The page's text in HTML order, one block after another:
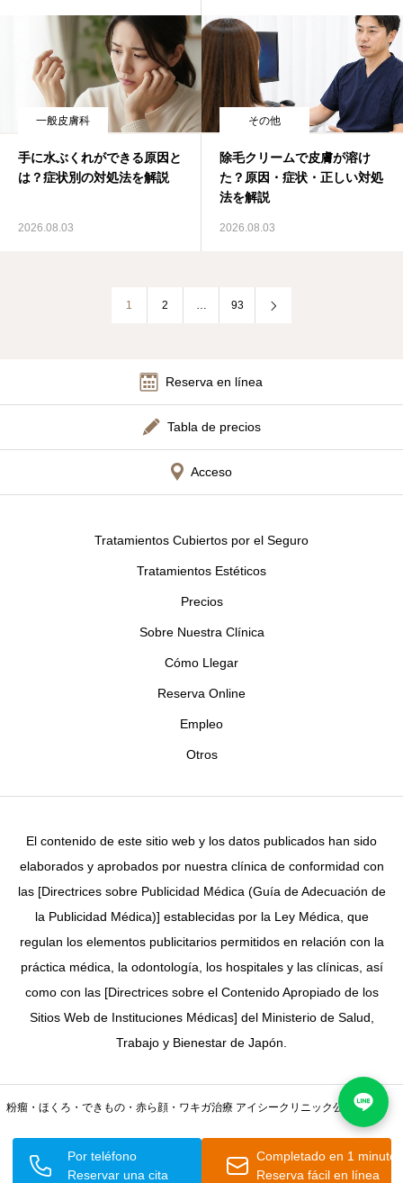
一般皮膚科
手に水ぶくれができる原因と
は？症状別の対処法を解説
2026.08.03
その他
除毛クリームで皮膚が溶け
た？原因・症状・正しい対処
法を解説
2026.08.03
1 2 93
Reserva en línea
Tabla de precios
Acceso
Tratamientos Cubiertos por el Seguro
Tratamientos Estéticos
Precios
Sobre Nuestra Clínica
Cómo Llegar
Reserva Online
Empleo
Otros
El contenido de este sitio web y los datos publicados han sido
elaborados y aprobados por nuestra clínica de conformidad con
las [Directrices sobre Publicidad Médica (Guía de Adecuación de
la Publicidad Médica)] establecidas por la Ley Médica, que
regulan los elementos publicitarios permitidos en relación con la
práctica médica, la odontología, los hospitales y las clínicas, así
como con las [Directrices sobre el Contenido Apropiado de los
Sitios Web de Instituciones Médicas] del Ministerio de Salud,
Trabajo y Bienestar de Japón.
粉瘤・ほくろ・できもの・赤ら顔・ワキガ治療 アイシークリニック公式サイト
Copyright iC Clinic © 2026
Por teléfono
Reservar una cita
Completado en 1 minuto
Reserva fácil en línea